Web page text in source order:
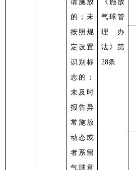
请施放
的；未
按照规
定设置
识别标
志的；
未及时
报告异
常施放
动态或
者系留
气球意
《施放
气球管
理办
法》第
28条